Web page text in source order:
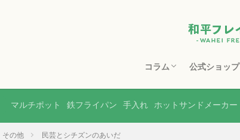
コラム
フライパン
鉄フライパン
スキレット
マルチポット
ホーロー製品
ステンレス製品
銅製品
ホットサンドメーカー
包丁・まな板
水切り・収納
土鍋
ボトル・タンブラー
レンジ調理器
その他
公式ショップ
マルチポット 鉄フライパン 手入れ ホットサンドメーカー
その他 民芸とシチズンのあいだ